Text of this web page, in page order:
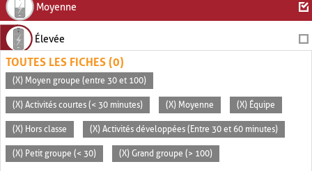
Moyenne
Élevée
TOUTES LES FICHES (0)
(X) Moyen groupe (entre 30 et 100)
(X) Activités courtes (< 30 minutes) (X) Moyenne (X) Équipe
(X) Hors classe (X) Activités développées (Entre 30 et 60 minutes)
(X) Petit groupe (< 30) (X) Grand groupe (> 100)